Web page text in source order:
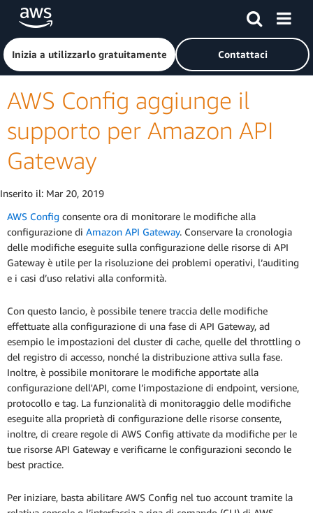
Passa al contenuto principale
Fai clic qui per tornare alla home page di Amazon Web
Inizia a utilizzarlo gratuitamente Contattaci
AWS Config aggiunge il
supporto per Amazon API
Gateway
Inserito il: Mar 20, 2019
AWS Config consente ora di monitorare le modifiche alla
configurazione di Amazon API Gateway. Conservare la cronologia
delle modifiche eseguite sulla configurazione delle risorse di API
Gateway è utile per la risoluzione dei problemi operativi, l’auditing
e i casi d’uso relativi alla conformità.
Con questo lancio, è possibile tenere traccia delle modifiche
effettuate alla configurazione di una fase di API Gateway, ad
esempio le impostazioni del cluster di cache, quelle del throttling o
del registro di accesso, nonché la distribuzione attiva sulla fase.
Inoltre, è possibile monitorare le modifiche apportate alla
configurazione dell'API, come l’impostazione di endpoint, versione,
protocollo e tag. La funzionalità di monitoraggio delle modifiche
eseguite alla proprietà di configurazione delle risorse consente,
inoltre, di creare regole di AWS Config attivate da modifiche per le
tue risorse API Gateway e verificarne le configurazioni secondo le
best practice.
Per iniziare, basta abilitare AWS Config nel tuo account tramite la